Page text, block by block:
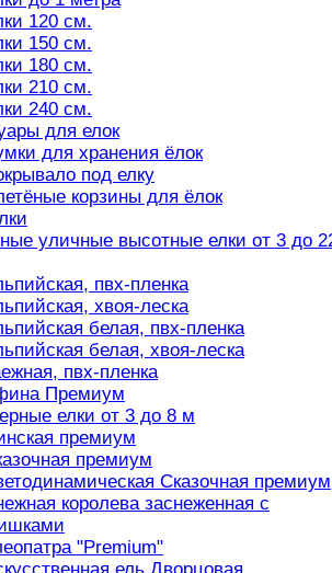
120 см.
150 см.
180 см.
210 см.
240 см.
для елок
для хранения ёлок
под елку
корзины для ёлок
уличные высотные елки от 3 до
пвх-пленка
хвоя-леска
белая, пвх-пленка
белая, хвоя-леска
пвх-пленка
Премиум
елки от 3 до 8 м
премиум
премиум
Сказочная премиум
королева заснеженная с
"Premium"